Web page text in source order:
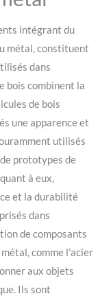
intégrant du
métal, constituent
dans
bois combinent la
de bois
une apparence et
utilisés
prototypes de
à eux,
et la durabilité
dans
de composants
comme l’acier
aux objets
Ils sont